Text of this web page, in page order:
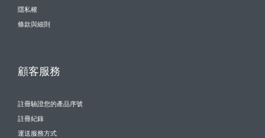
隱私權
條款與細則
顧客服務
註冊驗證您的產品序號
註冊紀錄
運送服務方式